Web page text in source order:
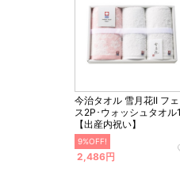
今治タオル 雪月花II フ
ス2P･ウォッシュタオル
【出産内祝い】
9%OFF!
2,486円